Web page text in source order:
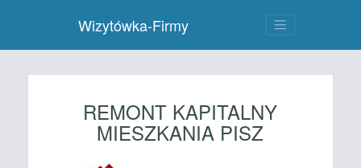
Wizytówka-Firmy
REMONT KAPITALNY
MIESZKANIA PISZ